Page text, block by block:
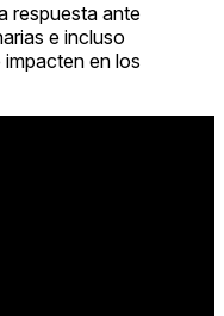
respuesta ante
e incluso
en los